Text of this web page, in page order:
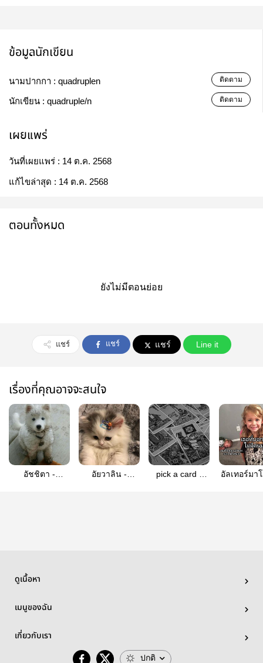
ข้อมูลนักเขียน
นามปากกา : quadruplen ติดตาม
นักเขียน : quadruple/n ติดตาม
เผยแพร่
วันที่เผยแพร่ : 14 ต.ค. 2568
แก้ไขล่าสุด : 14 ต.ค. 2568
ตอนทั้งหมด
ยังไม่มีตอนย่อย
แชร์ แชร์ แชร์ Line it
เรื่องที่คุณอาจจะสนใจ
อัชชิตา -
อัยวาลิน -
pick a card -
อัลเทอร์มา
ดูเนื้อหา
เมนูของฉัน
เกี่ยวกับเรา
ปกติ